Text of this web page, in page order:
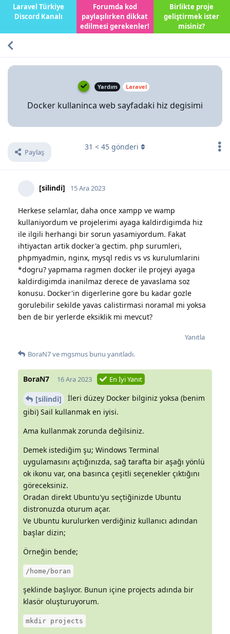
Laravel Türkiye
Discord Kanalı
Forumda kod
paylaşılırken dikkat
edilmesi gerekenler!
Birlikte proje
geliştirmek ister
misiniz?
Yardım Laravel
Docker kullaninca web sayfadaki hiz degisimi
Paylaş
31 < 45 gönderi
[silindi] 15 Ara 2023
Herkese selamlar, daha once xampp ve wamp
kullaniyordum ve projelerimi ayaga kaldirdigimda hiz
ile ilgili herhangi bir sorun yasamiyordum. Fakat
ihtiyactan artik docker'a gectim. php surumleri,
phpmyadmin, nginx, mysql redis vs vs kurulumlarini
*dogru? yapmama ragmen docker ile projeyi ayaga
kaldirdigimda inanilmaz derece de yavaslama soz
konusu. Docker'in digerlerine gore bu kadar gozle
gorulebilir sekilde yavas calistirmasi noramal mi yoksa
ben de bir yerlerde eksiklik mi mevcut?
Yanıtla
BoraN7ve mgsmus bunu yanıtladı.
BoraN7 16 Ara 2023 En İyi Yanıt
[silindi]
İleri düzey Docker bilginiz yoksa (benim
gibi) Sail kullanmak en iyisi.
Ama kullanmak zorunda değilsiniz.
Demek istediğim şu; Windows Terminal
uygulamasını açtığınızda, sağ tarafta bir aşağı yönlü
ok ikonu var, ona basınca çeşitli seçenekler çıktığını
göreceksiniz.
Oradan direkt Ubuntu'yu seçtiğinizde Ubuntu
distronuzda oturum açar.
Ve Ubuntu kurulurken verdiğiniz kullanıcı adından
başlar dizin;
Örneğin bende;
/home/boran
şeklinde başlıyor. Bunun içine projects adında bir
klasör oluşturuyorum.
mkdir projects